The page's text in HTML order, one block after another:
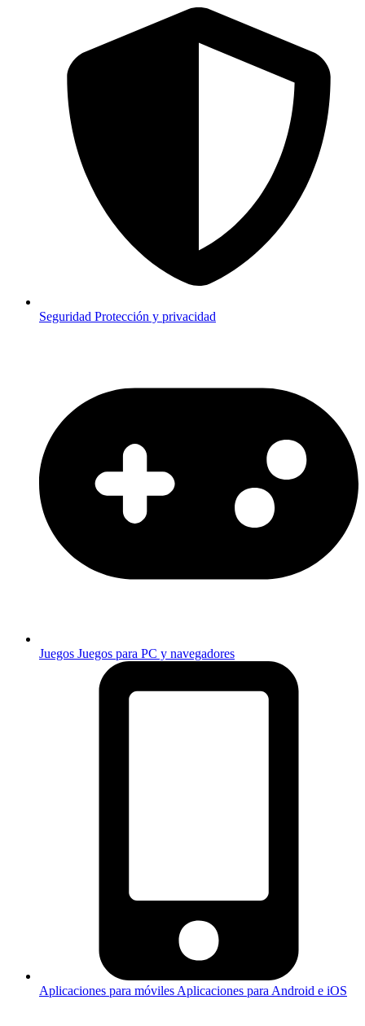
Seguridad Protección y privacidad
Juegos Juegos para PC y navegadores
Aplicaciones para móviles Aplicaciones para Android e iOS